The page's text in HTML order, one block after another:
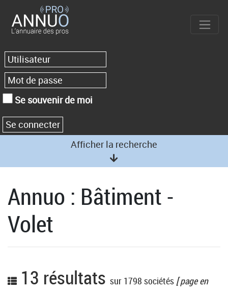
Se souvenir de moi
Afficher la recherche
Annuo : Bâtiment -
Volet
13 résultats sur 1798 sociétés [ page en